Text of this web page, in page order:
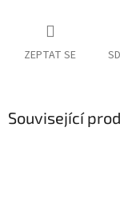
ZEPTAT SE
Související